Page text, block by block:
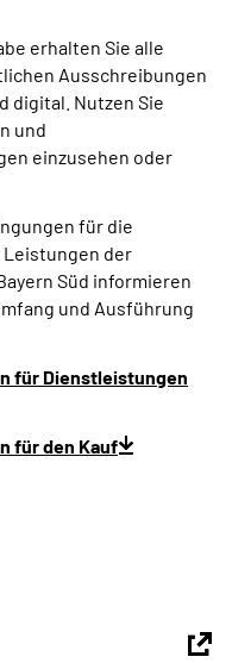
erhalten Sie alle
Ausschreibungen
digital. Nutzen Sie
und
einzusehen oder
für die
der
Süd informieren
und Ausführung
für Dienstleistungen
für den Kauf